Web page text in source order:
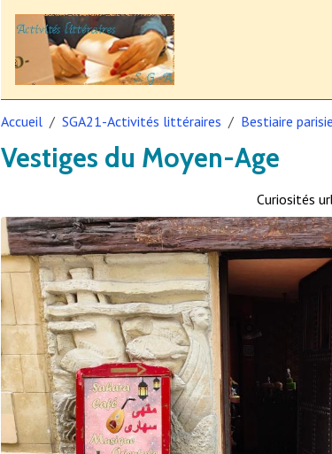
Accueil SGA21-Activités littéraires Bestiaire
Vestiges du Moyen-Age
Curiosités